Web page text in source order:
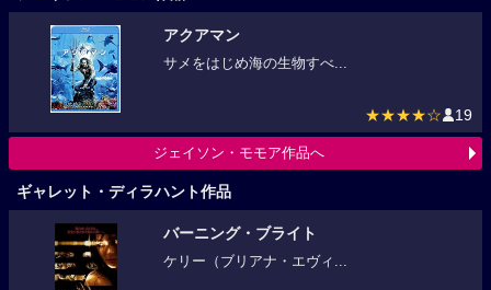
アクアマン
サメをはじめ海の生物すべ...
★★★★☆ 19
ジェイソン・モモア作品へ
ギャレット・ディラハント作品
バーニング・ブライト
ケリー（ブリアナ・エヴィ...